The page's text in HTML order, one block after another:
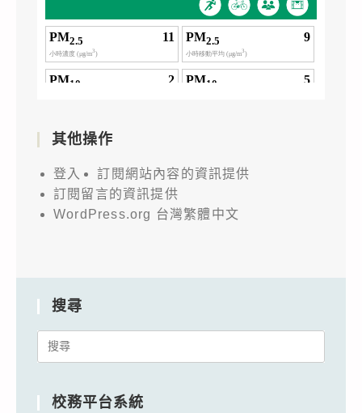
其他操作
登入
訂閱網站內容的資訊提供
訂閱留言的資訊提供
WordPress.org 台灣繁體中文
搜尋
Search
校務平台系統